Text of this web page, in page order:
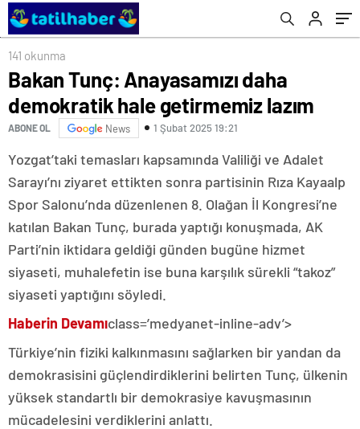
141 okunma
Bakan Tunç: Anayasamızı daha
demokratik hale getirmemiz lazım
ABONE OL News 1 Şubat 2025 19:21
Yozgat’taki temasları kapsamında Valiliği ve Adalet
Sarayı’nı ziyaret ettikten sonra partisinin Rıza Kayaalp
Spor Salonu’nda düzenlenen 8. Olağan İl Kongresi’ne
katılan Bakan Tunç, burada yaptığı konuşmada, AK
Parti’nin iktidara geldiği günden bugüne hizmet
siyaseti, muhalefetin ise buna karşılık sürekli “takoz”
siyaseti yaptığını söyledi.
Haberin Devamıclass=’medyanet-inline-adv’>
Türkiye’nin fiziki kalkınmasını sağlarken bir yandan da
demokrasisini güçlendirdiklerini belirten Tunç, ülkenin
yüksek standartlı bir demokrasiye kavuşmasının
mücadelesini verdiklerini anlattı.